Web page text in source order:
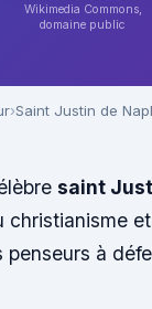
Wikimedia Commons,
domaine public
Saint Justin de
saint
christianisme
penseurs à